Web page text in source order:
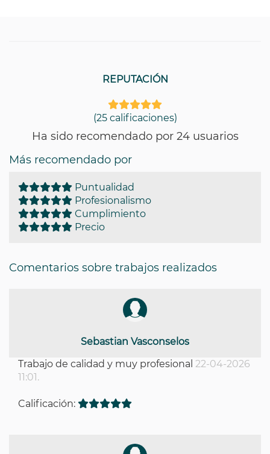
REPUTACIÓN
(25 calificaciones)
Ha sido recomendado por 24 usuarios
Más recomendado por
Puntualidad
Profesionalismo
Cumplimiento
Precio
Comentarios sobre trabajos realizados
Sebastian Vasconselos
Trabajo de calidad y muy profesional 22-04-2026
11:01.
Calificación: